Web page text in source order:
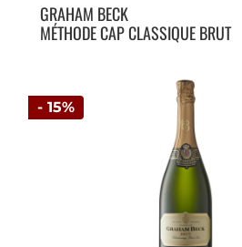
- 15%
GRAHAM BECK
MÉTHODE CAP CLASSIQUE BRUT